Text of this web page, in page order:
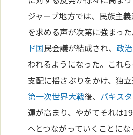
ジャーブ地方では、民族主
を求める声が次第に強まっ
ド国民会議が結成され、 政治
われるようになった。これら
支配に揺さぶりをかけ、独
第一次世界大戦後、 パキス
運が高まり、やがてそれは
へとつながっていくことにな